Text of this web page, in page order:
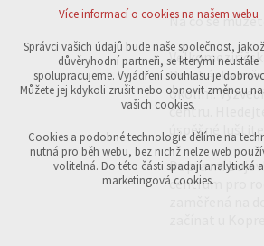
Na co se
Procházka
okolím.
centru.
úspěšné
Dopravní
centrum pro
zaměřená na
začínat u
analytická pro anonymizované
návštěvnosti
marketingová cookies (Google,Sklik)
Více informací o cookies na našem webu
Přijmout všechny cookies
Odmítnout vše
Více informací o cookies na našem webu
Správci vašich údajů bude naše společnost,
důvěryhodní partneři, se kterými neustále
spolupracujeme. Vyjádření souhlasu je
Můžete jej kdykoli zrušit nebo obnovit změnou
vašich cookies.
Cookies a podobné technologie dělíme na
nutná pro běh webu, bez nichž nelze web
volitelná. Do této části spadají analytická a
marketingová cookies.